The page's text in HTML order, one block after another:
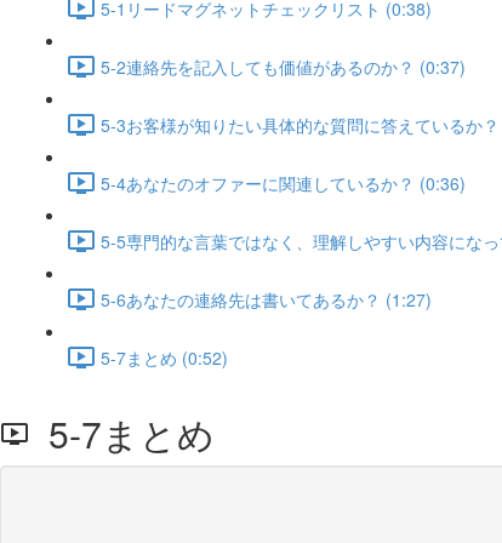
5-1リードマグネットチェックリスト (0:38)
5-2連絡先を記入しても価値があるのか？ (0:37)
5-3お客様が知りたい具体的な質問に答えているか
5-4あなたのオファーに関連しているか？ (0:36)
5-5専門的な言葉ではなく、理解しやすい内容にな
5-6あなたの連絡先は書いてあるか？ (1:27)
5-7まとめ (0:52)
5-7まとめ